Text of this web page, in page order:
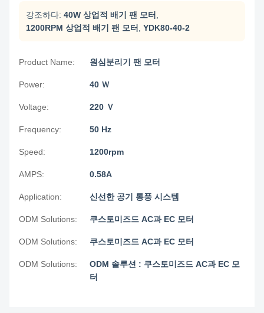
강조하다: 40W 상업적 배기 팬 모터
1200RPM 상업적 배기 팬 모터
YDK80-40-2
Product Name: 원심분리기 팬 모터
Power: 40 Ｗ
Voltage: 220 Ｖ
Frequency: 50 Hz
Speed: 1200rpm
AMPS: 0.58A
Application: 신선한 공기 통풍 시스템
ODM Solutions: 쿠스토미즈드 AC과 EC 모터
ODM Solutions: 쿠스토미즈드 AC과 EC 모터
ODM Solutions:
ODM 솔루션 : 쿠스토미즈드 AC과 EC 모
터